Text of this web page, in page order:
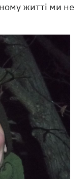
житті ми не